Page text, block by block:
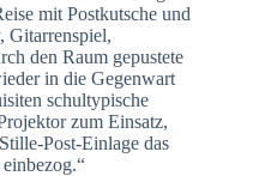
mit Postkutsche und
Gitarrenspiel,
den Raum gepustete
in die Gegenwart
schultypische
zum Einsatz,
Post-Einlage das